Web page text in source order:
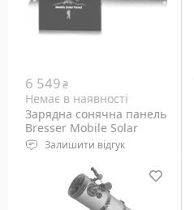
6 549₴
Немає в наявності
Зарядна сонячна панель
Bresser Mobile Solar
Charger 40 Watt (3810040)
Залишити відгук
Потужність: 40 Ватт
Тип осередків:
монокристал